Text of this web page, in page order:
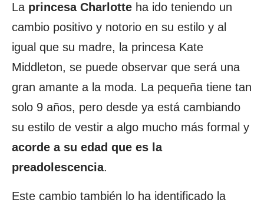
La princesa Charlotte ha ido teniendo un
cambio positivo y notorio en su estilo y al
igual que su madre, la princesa Kate
Middleton, se puede observar que será una
gran amante a la moda. La pequeña tiene tan
solo 9 años, pero desde ya está cambiando
su estilo de vestir a algo mucho más formal y
acorde a su edad que es la
preadolescencia.
Este cambio también lo ha identificado la